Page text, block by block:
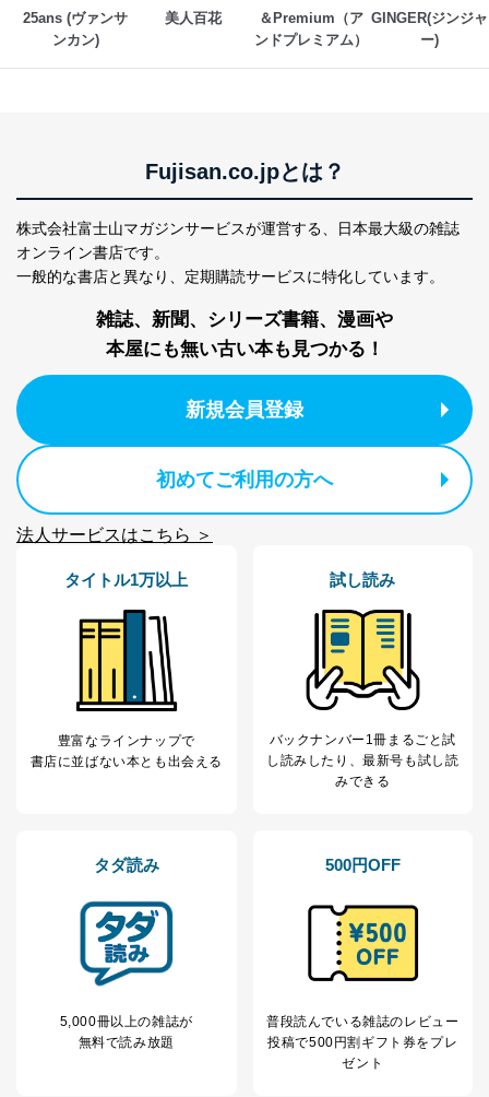
ーザーアカウント制御）により、個人情報データ
ベース等を取り扱う情報システムを使用する従業
個人データを取り扱う機器等にセキュリティ対策
ソフトウェア等を導入し、自動更新 機能等の活用
により、これを最新状態としています。
情報システムの使用に伴う漏洩等の防止
メール等により個人データの含まれるファイルを
送信する場合に、当該ファイルへのパスワードを
設定しています。
個人情報保護マネジメントシステムの継続的改善
じて、個人情報保護マネジメントシステムを継続的に改
苦情及び相談受付け窓口
ステムに関するご相談及び苦情については以下までご連
絡ください。
適切、かつ迅速に対応させていただきます。
株式会社富士山マガジンサービス 個人情報問い合わせ
TEL：0570-200-223
FAX：03-5459-7073
e-mail：
cs@fujisan.co.jp
制定：2005年4月1日
株式会社富士山マガジンサービス
１．個人情報保護管理者
当社は以下の個人情報保護管理者を設置し、個人情報保
護管理者の責任のもと、個人情報を取得・アクセス・利
用・提供・管理いたします。
東京都渋谷区南平台町16-11
代表取締役会長 西野 伸一郎
個人情報保護管理者: 経営管理グループディレクター 前
25ans (ヴァンサ
ンカン)
美人百花
＆Premium（ア
ンドプレミアム）
GINGER(ジンジャ
ー)
Fujisan.co.jpとは？
株式会社富士山マガジンサービスが運営する、
日本最大級の雑誌
オンライン書店です。
一般的な書店と異なり、 定期購読サービスに特化しています。
雑誌、新聞、シリーズ書籍、漫画や
本屋にも無い古い本も見つかる！
新規会員登録
初めてご利用の方へ
法人サービスはこちら ＞
タイトル1万以上
豊富なラインナップで
書店に並ばない本とも出会える
試し読み
バックナンバー1冊まるごと試
し読み したり、最新号も試し読
みできる
タダ読み
5,000冊以上の雑誌が
無料で読み放題
500円OFF
普段読んでいる雑誌のレビュー
投稿で500円割ギフト券をプレ
ゼント